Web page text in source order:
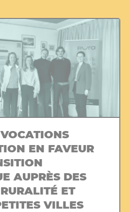
EN FAVEUR
AUPRÈS DES
ET
VILLES